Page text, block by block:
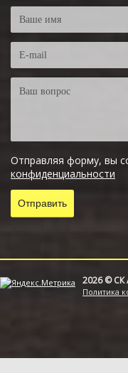
Отправляя форму, вы
конфиденциальности
2026 © СК
Политика